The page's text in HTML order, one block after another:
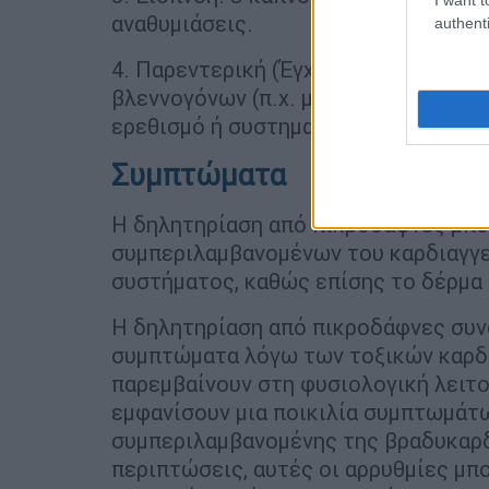
αναθυμιάσεις.
4. Παρεντερική (Έγχυση ή
βλεννογόνων (π.χ. μάτια) στο χυμό
ερεθισμό ή συστηματική
Συμπτώματα
Η δηλητηρίαση από πικροδάφνες
συμπεριλαμβανομένων του
συστήματος, καθώς επίσης το
Η δηλητηρίαση από πικροδάφνες
συμπτώματα λόγω των τοξικών
παρεμβαίνουν στη φυσιολογική
εμφανίσουν μια ποικιλία
συμπεριλαμβανομένης της
περιπτώσεις, αυτές οι αρρυθμίες